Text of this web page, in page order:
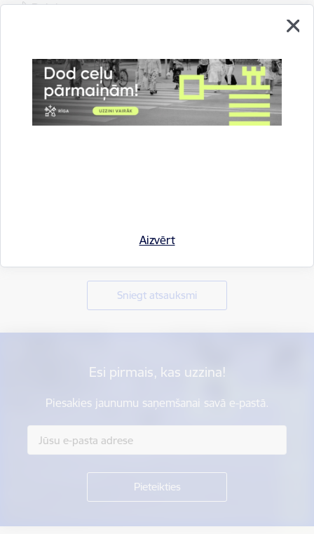
Aizvērt
Dalīties
Vai šī informācija bija noderīga?
Sniegt atsauksmi
Esi pirmais, kas uzzina!
Piesakies jaunumu saņemšanai savā e-pastā.